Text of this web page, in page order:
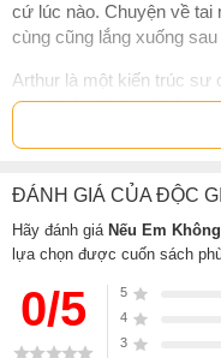
cứ lúc nào. Chuyện về tai
cùng cũng lắng xuống
Arthur là một kiến trúc sư
theo đuổi. Một buổi tối
nữ núp trong tủ quần áo
Lauren nhưng bản chất
thấy được cô và có
một con người thực sự.
nạn người ta đã cho thuê
Arthur.
Ban đầu, khi phát hiện ra
được rằng, đó chỉ là một
ĐÁNH GIÁ CỦA ĐỘC
Hãy đánh giá Nếu Em
lựa chọn được cuốn sách
0/5 5
4
3